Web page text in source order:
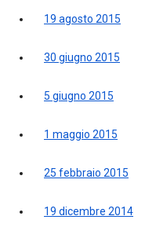
19 agosto 2015
30 giugno 2015
5 giugno 2015
1 maggio 2015
25 febbraio 2015
19 dicembre 2014